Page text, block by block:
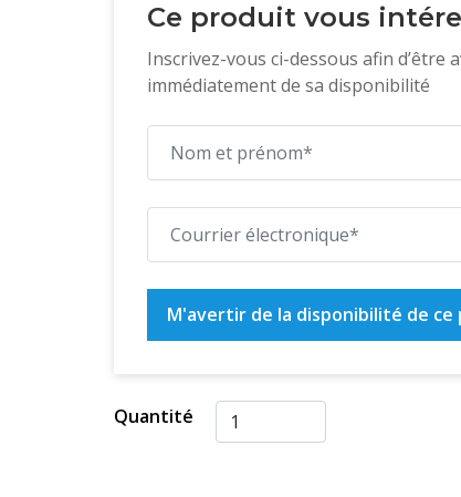
Ce produit vous
Inscrivez-vous ci-dessous afin d’être
immédiatement de sa disponibilité
M'avertir de la disponibilité de ce
Quantité